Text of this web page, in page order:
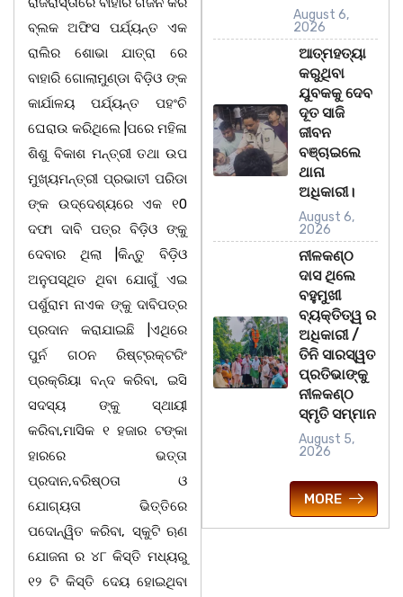
ବ୍ଲକ ଅଫିସ ପର୍ଯ୍ୟନ୍ତ ଏକ
ରାଲିର ଶୋଭା ଯାତ୍ରା ରେ
ବାହାରି ଗୋଲାମୁଣ୍ଡା ବିଡ଼ିଓ ଙ୍କ
କାର୍ଯାଳୟ ପର୍ଯ୍ୟନ୍ତ ପହଂଚି
ଘେରାଉ କରିଥିଲେ |ପରେ ମହିଳା
ଶିଶୁ ବିକାଶ ମନ୍ତ୍ରୀ ତଥା ଉପ
ମୁଖ୍ୟମନ୍ତ୍ରୀ ପ୍ରଭାତୀ ପରିଡା
ଙ୍କ ଉଦ୍ଦେଶ୍ୟରେ ଏକ ୧0
ଦଫା ଦାବି ପତ୍ର ବିଡ଼ିଓ ଙ୍କୁ
ଦେବାର ଥିଲା |କିନ୍ତୁ ବିଡ଼ିଓ
ଅନୁପସ୍ଥିତ ଥିବା ଯୋଗୁଁ ଏଇ
ପର୍ଶୁରାମ ନାଏକ ଙ୍କୁ ଦାବିପତ୍ର
ପ୍ରଦାନ କରାଯାଇଛି |ଏଥିରେ
ପୁର୍ନ ଗଠନ ରିଷ୍ଟ୍ରକ୍ଟରିଂ
ପ୍ରକ୍ରିୟା ବନ୍ଦ କରିବା, ଇସି
ସଦସ୍ୟ ଙ୍କୁ ସ୍ଥାୟୀ
କରିବା,ମାସିକ ୧ ହଜାର ଟଙ୍କା
ହାରରେ ଭତ୍ତା
ପ୍ରଦାନ,ବରିଷ୍ଠତା ଓ
ଯୋଗ୍ୟତା ଭିତ୍ତିରେ
ପଦୋନ୍ୱିତ କରିବା, ସ୍କୁଟି ଋଣ
ଯୋଜନା ର ୪୮ କିସ୍ତି ମଧ୍ୟରୁ
୧୨ ଟି କିସ୍ତି ଦେୟ ହୋଇଥିବା
August 6,
2026
ଆତ୍ମହତ୍ୟା
କରୁଥିବା
ଯୁବକକୁ ଦେବ
ଦୂତ ସାଜି
ଜୀବନ
ବଞ୍ଚାଇଲେ
ଥାନା
ଅଧିକାରୀ।
August 6,
2026
ନୀଳକଣ୍ଠ
ଦାସ ଥିଲେ
ବହୁମୁଖୀ
ବ୍ୟକ୍ତିତ୍ୱ ର
ଅଧିକାରୀ /
ତିନି ସାରସ୍ୱତ
ପ୍ରତିଭାଙ୍କୁ
ନୀଳକଣ୍ଠ
ସ୍ମୃତି ସମ୍ମାନ
August 5,
2026
MORE